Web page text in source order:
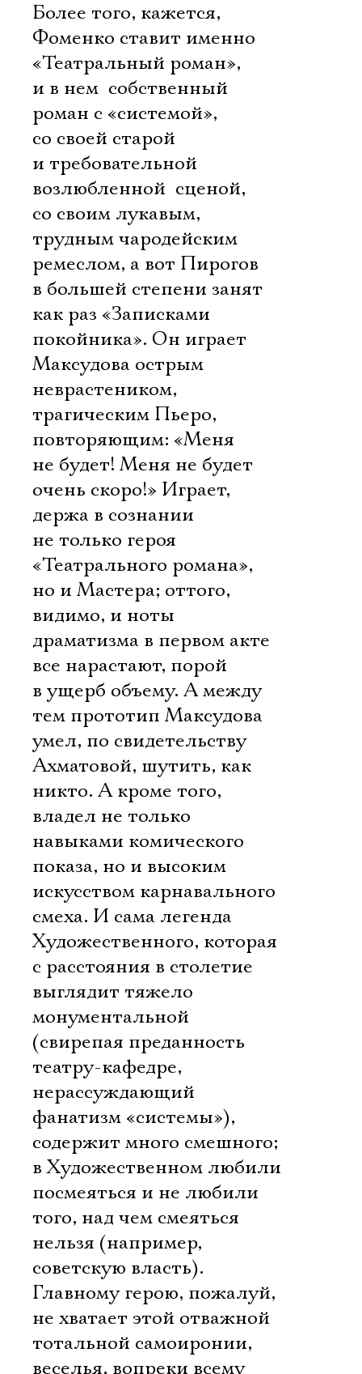
Более того, кажется,
Фоменко ставит именно
«Театральный роман»,
и в нем  собственный
роман с «системой»,
со своей старой
и требовательной
возлюбленной  сценой,
со своим лукавым,
трудным чародейским
ремеслом, а вот Пирогов
в большей степени занят
как раз «Записками
покойника». Он играет
Максудова острым
неврастеником,
трагическим Пьеро,
повторяющим: «Меня
не будет! Меня не будет
очень скоро!» Играет,
держа в сознании
не только героя
«Театрального романа»,
но и Мастера; оттого,
видимо, и ноты
драматизма в первом акте
все нарастают, порой
в ущерб объему. А между
тем прототип Максудова
умел, по свидетельству
Ахматовой, шутить, как
никто. А кроме того,
владел не только
навыками комического
показа, но и высоким
искусством карнавального
смеха. И сама легенда
Художественного, которая
с расстояния в столетие
выглядит тяжело
монументальной
(свирепая преданность
театру-кафедре,
нерассуждающий
фанатизм «системы»),
содержит много смешного;
в Художественном любили
посмеяться и не любили
того, над чем смеяться
нельзя (например,
советскую власть).
Главному герою, пожалуй,
не хватает этой отважной
тотальной самоиронии,
веселья, вопреки всему